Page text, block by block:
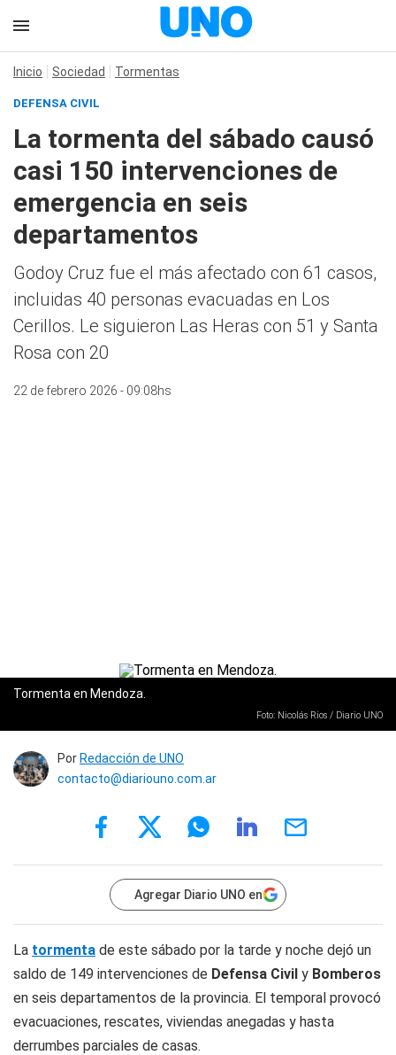
Inicio Sociedad Tormentas
DEFENSA CIVIL
La tormenta del sábado causó
casi 150 intervenciones de
emergencia en seis
departamentos
Godoy Cruz fue el más afectado con 61 casos,
incluidas 40 personas evacuadas en Los
Cerillos. Le siguieron Las Heras con 51 y Santa
Rosa con 20
22 de febrero 2026 - 09:08hs
Tormenta en Mendoza.
Foto: Nicolás Rios / Diario UNO
Por Redacción de UNO
contacto@diariouno.com.ar
Agregar Diario UNO en
La tormenta de este sábado por la tarde y noche dejó un
saldo de 149 intervenciones de Defensa Civil y Bomberos
en seis departamentos de la provincia. El temporal provocó
evacuaciones, rescates, viviendas anegadas y hasta
derrumbes parciales de casas.